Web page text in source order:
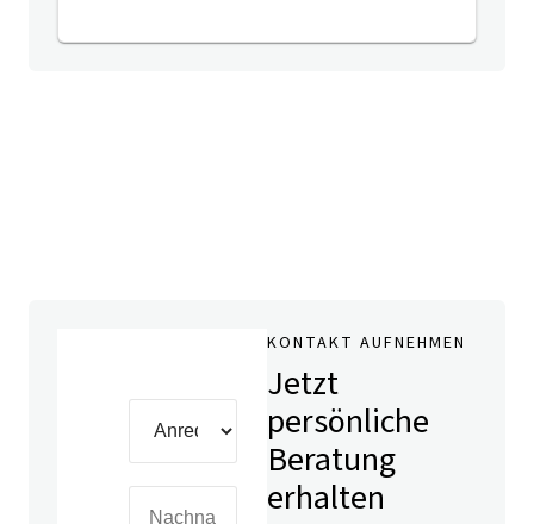
KONTAKT AUFNEHMEN
Jetzt
persönliche
Beratung
erhalten